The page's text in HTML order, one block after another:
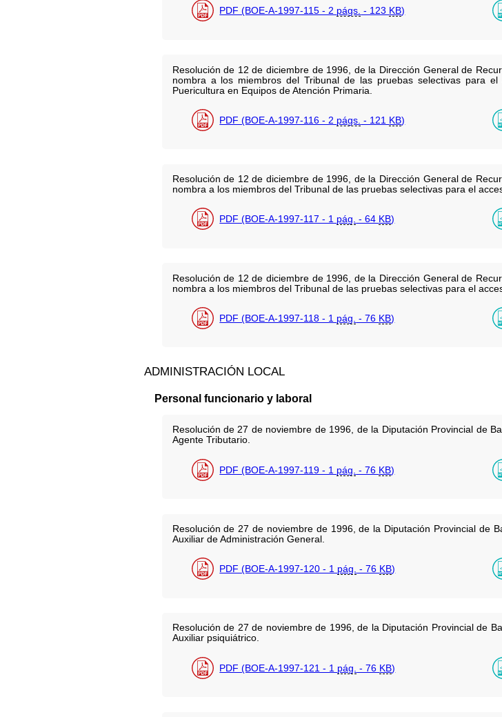
PDF (BOE-A-1997-115 - 2 págs. - 123 KB)
Resolución de 12 de diciembre de 1996, de la Dirección General de
nombra a los miembros del Tribunal de las pruebas selectivas para
Puericultura en Equipos de Atención Primaria.
PDF (BOE-A-1997-116 - 2 págs. - 121 KB)
Resolución de 12 de diciembre de 1996, de la Dirección General de
nombra a los miembros del Tribunal de las pruebas selectivas para el
PDF (BOE-A-1997-117 - 1 pág. - 64 KB)
Resolución de 12 de diciembre de 1996, de la Dirección General de
nombra a los miembros del Tribunal de las pruebas selectivas para el
PDF (BOE-A-1997-118 - 1 pág. - 76 KB)
ADMINISTRACIÓN LOCAL
Personal funcionario y laboral
Resolución de 27 de noviembre de 1996, de la Diputación Provincial de
Agente Tributario.
PDF (BOE-A-1997-119 - 1 pág. - 76 KB)
Resolución de 27 de noviembre de 1996, de la Diputación Provincial de
Auxiliar de Administración General.
PDF (BOE-A-1997-120 - 1 pág. - 76 KB)
Resolución de 27 de noviembre de 1996, de la Diputación Provincial de
Auxiliar psiquiátrico.
PDF (BOE-A-1997-121 - 1 pág. - 76 KB)